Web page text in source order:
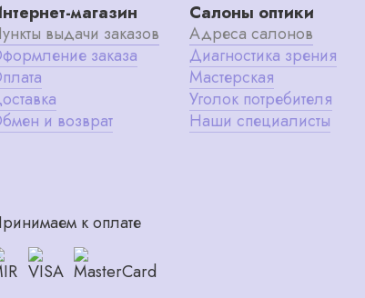
магазин
выдачи заказов
заказа
и возврат
Салоны оптики
Адреса салонов
Диагностика зрения
Мастерская
Уголок потребителя
Наши специалисты
к оплате